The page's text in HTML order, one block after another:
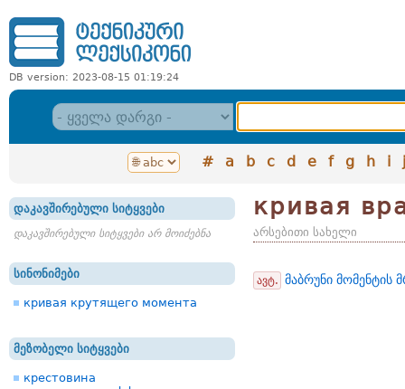
DB version: 2023-08-15 01:19:24
# a b c d e f g h i j
დაკავშირებული სიტყვები
დაკავშირებული სიტყვები არ მოიძებნა
სინონიმები
кривая крутящего момента
მეზობელი სიტყვები
крестовина
кривая
არსებითი სახელი
ავტ. მაბრუნი მომენტის